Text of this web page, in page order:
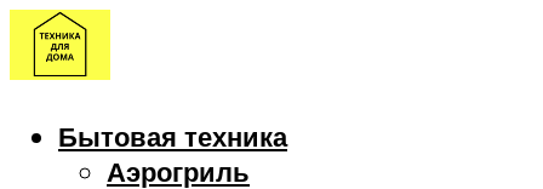
Бытовая техника
Аэрогриль